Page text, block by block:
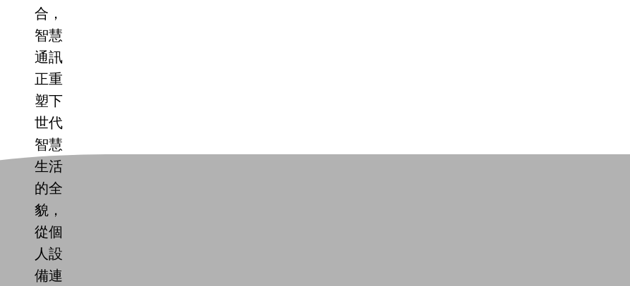
合，
智慧
通訊
正重
塑下
世代
智慧
生活
的全
貌，
從個
人設
備連